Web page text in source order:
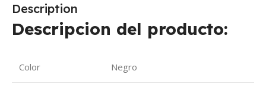
Description
Descripcion del producto:
Color Negro